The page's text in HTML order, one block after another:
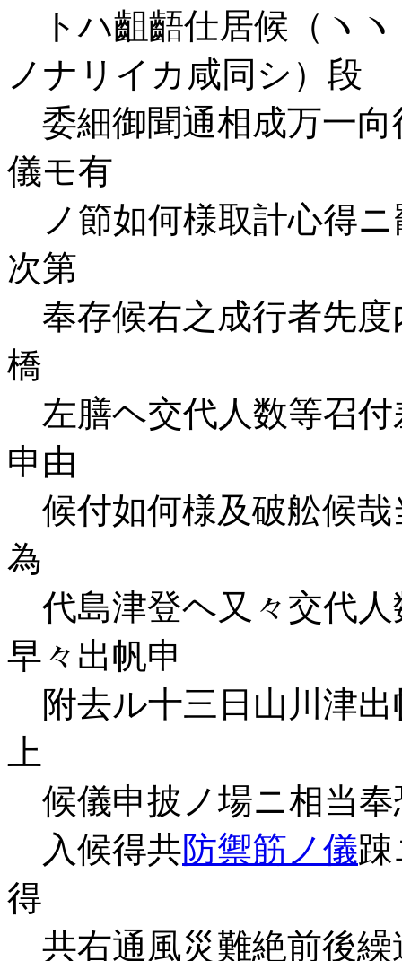
トハ齟齬仕居候（ヽ
ノナリイカ咸同シ）段
委細御聞通相成万一向
儀モ有
ノ節如何様取計心得ニ
次第
奉存候右之成行者先度
橋
左膳ヘ交代人数等召付
申由
候付如何様及破舩候哉
為
代島津登ヘ又々交代人
早々出帆申
附去ル十三日山川津出
上
候儀申披ノ場ニ相当奉
入候得共防禦筋ノ儀
得
共右通風災難絶前後繰